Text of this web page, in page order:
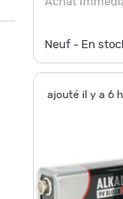
Neuf - En
ajouté il y a 6